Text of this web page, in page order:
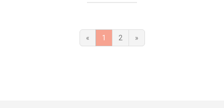
« 1 2 »